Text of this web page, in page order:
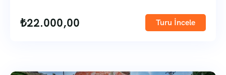
₺22.000,00 Turu İncele